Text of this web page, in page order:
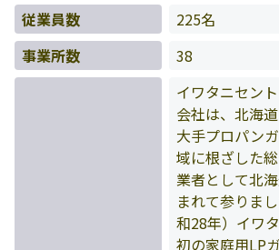
従業員数
225名
事業所数
38
イワタニセン
会社は、北海
大手プロパン
域に根ざした
業者として北
まれて参りま
和28年）イワ
初の家庭用LP